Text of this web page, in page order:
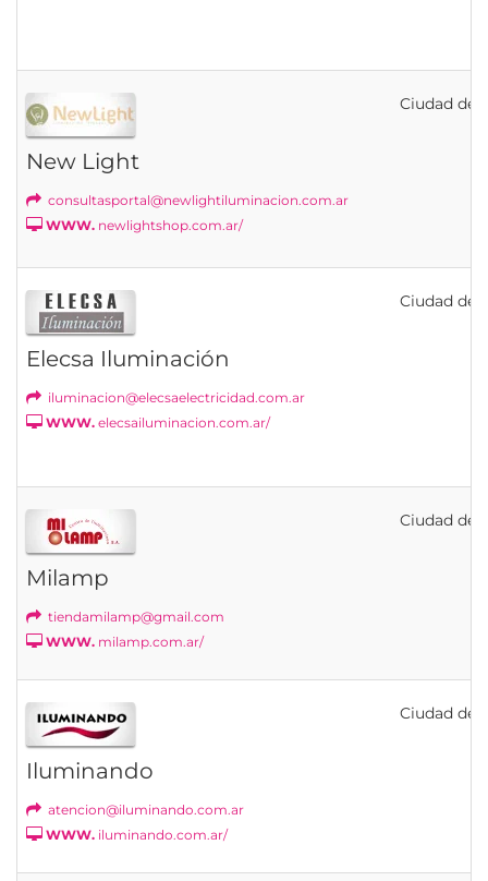
New Light
consultasportal@newlightiluminacion.com.ar
WWW. newlightshop.com.ar/
Ciudad de
Elecsa Iluminación
iluminacion@elecsaelectricidad.com.ar
WWW. elecsailuminacion.com.ar/
Ciudad de
Milamp
tiendamilamp@gmail.com
WWW. milamp.com.ar/
Ciudad de
Iluminando
atencion@iluminando.com.ar
WWW. iluminando.com.ar/
Ciudad de